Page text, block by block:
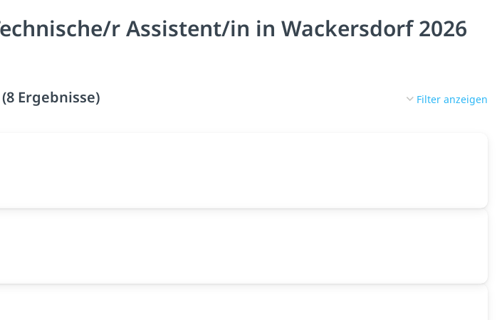
r Assistent/in in Wackersdorf 2026
Ergebnisse) Filter anzeigen